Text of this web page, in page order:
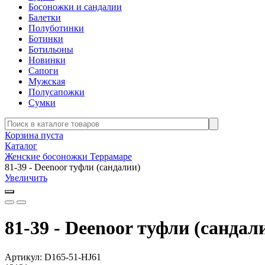
Босоножки и сандалии
Балетки
Полуботинки
Ботинки
Ботильоны
Новинки
Сапоги
Мужская
Полусапожки
Сумки
Корзина пуста
Каталог
Женские босоножки Террамаре
81-39 - Deenoor туфли (сандалии)
Увеличить
81-39 - Deenoor туфли
Артикул: D165-51-HJ61